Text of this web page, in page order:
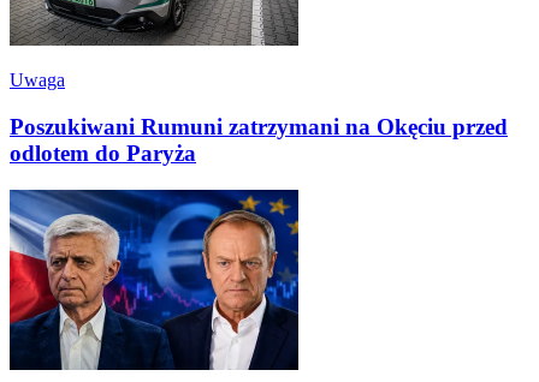
Uwaga
Poszukiwani Rumuni zatrzymani na Okęciu przed
odlotem do Paryża